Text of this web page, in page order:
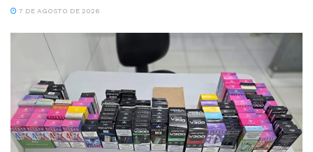
7 DE AGOSTO DE 2026